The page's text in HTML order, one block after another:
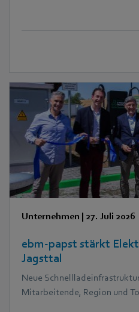
Unternehmen | 27. Juli 2026
ebm‑papst stärkt
Jagsttal
Neue
Mitarbeitende, Region und